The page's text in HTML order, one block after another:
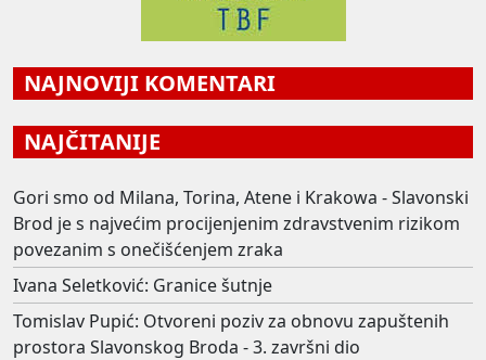
NAJNOVIJI KOMENTARI
NAJČITANIJE
Gori smo od Milana, Torina, Atene i Krakowa - Slavonski
Brod je s najvećim procijenjenim zdravstvenim rizikom
povezanim s onečišćenjem zraka
Ivana Seletković: Granice šutnje
Tomislav Pupić: Otvoreni poziv za obnovu zapuštenih
prostora Slavonskog Broda - 3. završni dio